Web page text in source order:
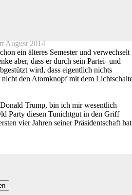
August 2014
ein älteres Semester und verwechselt
aber, dass er durch sein Partei- und
wird, dass eigentlich nichts
nicht den Atomknopf mit dem
Trump, bin ich mir wesentlich
Party diesen Tunichtgut in den Griff
vier Jahren seiner Präsidentschaft hat